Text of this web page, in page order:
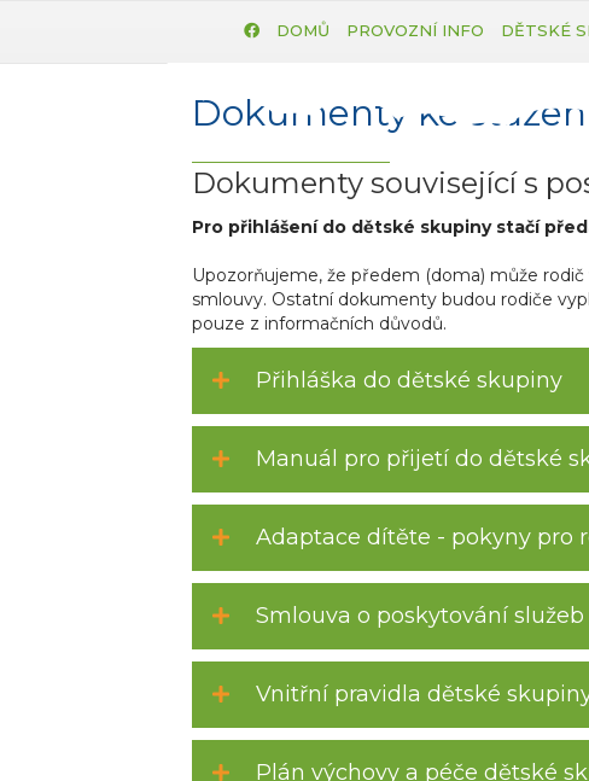
DOMŮ PROVOZNÍ INFO DĚTSKÉ
Dokumenty ke
Dokumenty související s
Pro přihlášení do dětské skupiny stačí
Upozorňujeme, že předem (doma) může
smlouvy. Ostatní dokumenty budou rodiče
pouze z informačních důvodů.
Přihláška do dětské skupiny
Manuál pro přijetí do dětské
Adaptace dítěte - pokyny pro
Smlouva o poskytování
Vnitřní pravidla dětské
Plán výchovy a péče dětské